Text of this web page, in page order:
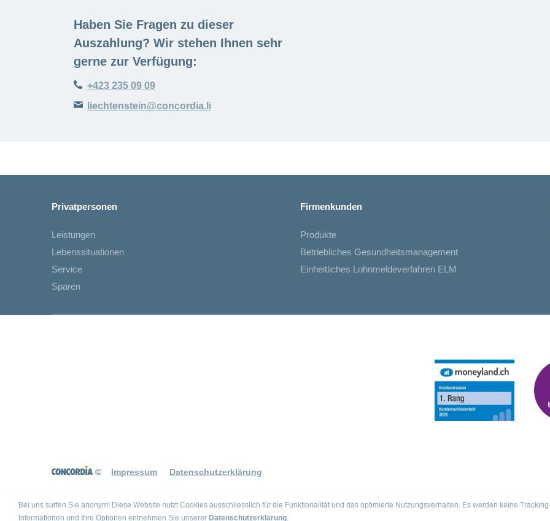
Haben Sie Fragen zu dieser
Auszahlung? Wir stehen Ihnen sehr
gerne zur Verfügung:
+423 235 09 09
liechtenstein@concordia.li
Bei uns surfen Sie anonym! Diese Website nutzt Cookies ausschliesslich für die Funktionalität und das optimierte Nutzungsverhalten. Es werden keine
Informationen und Ihre Optionen entnehmen Sie unserer Datenschutzerklärung.
Privatpersonen
Leistungen
Lebenssituationen
Service
Sparen
Firmenkunden
Produkte
Betriebliches Gesundheitsmanagement
Einheitliches Lohnmeldeverfahren ELM
© Impressum Datenschutzerklärung